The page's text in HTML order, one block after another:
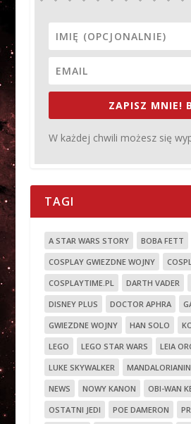
ZAPISZ MNIE!
W każdej chwili możesz się
TAGI
A STAR WARS STORY BOBA FETT
COSPLAY GWIEZDNE WOJNY
COSPLAYTIME.PL
DARTH VADER
DISNEY PLUS
DOCTOR APHRA
GWIEZDNE WOJNY
HAN SOLO
LEGO
LEGO STAR WARS LEIA
LUKE SKYWALKER
MANDALORIANIN
NEWS
NOWY KANON
OBI-WAN
OSTATNI JEDI
POE DAMERON